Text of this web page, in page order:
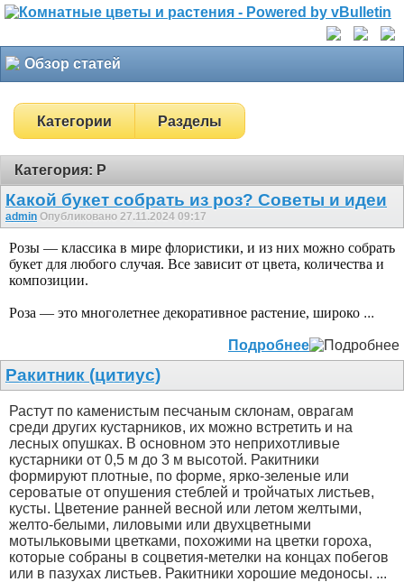
Обзор статей
Категории Разделы
Категория: Р
Какой букет собрать из роз? Советы и идеи
admin Опубликовано 27.11.2024 09:17
Розы — классика в мире флористики, и из них можно собрать
букет для любого случая. Все зависит от цвета, количества и
композиции.
Роза — это многолетнее декоративное растение, широко ...
Подробнее
Ракитник (цитиус)
Растут по каменистым песчаным склонам, оврагам
среди других кустарников, их можно встретить и на
лесных опушках. В основном это неприхотливые
кустарники от 0,5 м до 3 м высотой. Ракитники
формируют плотные, по форме, ярко-зеленые или
сероватые от опушения стеблей и тройчатых листьев,
кусты. Цветение ранней весной или летом желтыми,
желто-белыми, лиловыми или двухцветными
мотыльковыми цветками, похожими на цветки гороха,
которые собраны в соцветия-метелки на концах побегов
или в пазухах листьев. Ракитники хорошие медоносы. ...